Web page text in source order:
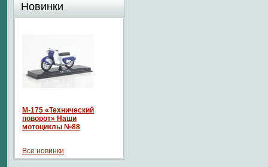
Новинки
М-175 «Технический
поворот» Наши
мотоциклы №88
Все новинки